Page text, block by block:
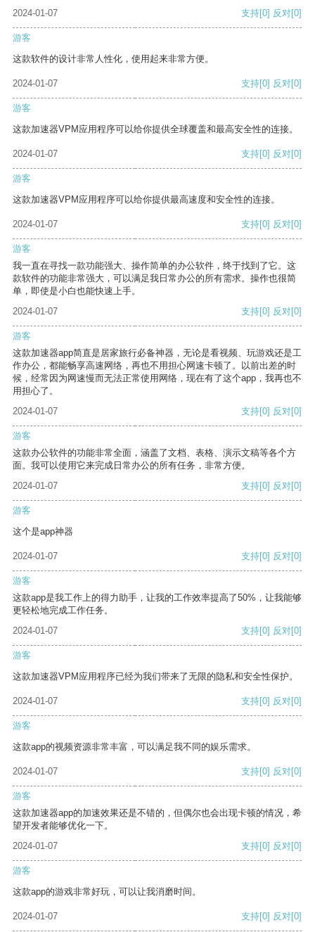
2024-01-07 支持[0] 反对[0]
游客
这款软件的设计非常人性化，使用起来非常方便。
2024-01-07 支持[0] 反对[0]
游客
这款加速器VPM应用程序可以给你提供全球覆盖和最高安全性的连接。
2024-01-07 支持[0] 反对[0]
游客
这款加速器VPM应用程序可以给你提供最高速度和安全性的连接。
2024-01-07 支持[0] 反对[0]
游客
我一直在寻找一款功能强大、操作简单的办公软件，终于找到了它。这
款软件的功能非常强大，可以满足我日常办公的所有需求。操作也很简
单，即使是小白也能快速上手。
2024-01-07
支持[0] 反对[0]
游客
这款加速器app简直是居家旅行必备神器，无论是看视频、玩游戏还是工
作办公，都能畅享高速网络，再也不用担心网速卡顿了。以前出差的时
候，经常因为网速慢而无法正常使用网络，现在有了这个app，我再也不
用担心了。
2024-01-07
支持[0] 反对[0]
游客
这款办公软件的功能非常全面，涵盖了文档、表格、演示文稿等各个方
面。我可以使用它来完成日常办公的所有任务，非常方便。
2024-01-07
支持[0] 反对[0]
游客
这个是app神器
2024-01-07 支持[0] 反对[0]
游客
这款app是我工作上的得力助手，让我的工作效率提高了50%，让我能够
更轻松地完成工作任务。
2024-01-07
支持[0] 反对[0]
游客
这款加速器VPM应用程序已经为我们带来了无限的隐私和安全性保护。
2024-01-07 支持[0] 反对[0]
游客
这款app的视频资源非常丰富，可以满足我不同的娱乐需求。
2024-01-07 支持[0] 反对[0]
游客
这款加速器app的加速效果还是不错的，但偶尔也会出现卡顿的情况，希
望开发者能够优化一下。
2024-01-07
支持[0] 反对[0]
游客
这款app的游戏非常好玩，可以让我消磨时间。
2024-01-07 支持[0] 反对[0]